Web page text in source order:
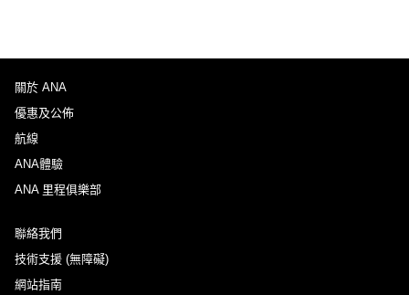
關於 ANA
優惠及公佈
航線
ANA體驗
ANA 里程俱樂部
聯絡我們
技術支援 (無障礙)
網站指南